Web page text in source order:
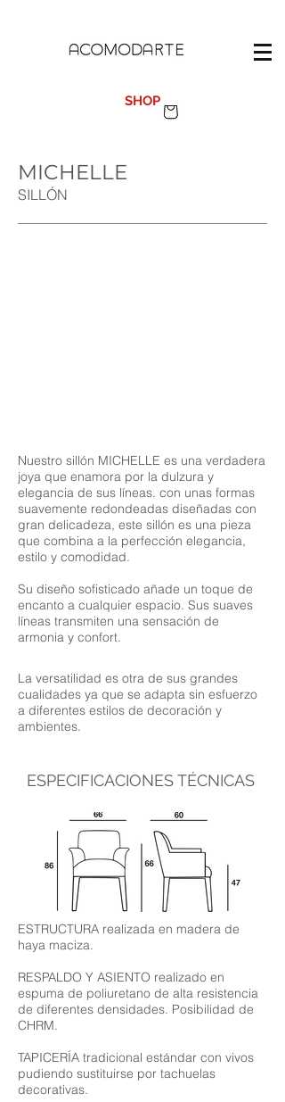
SHOP
MICHELLE
SILLÓN
Nuestro sillón MICHELLE es una verdadera
joya que enamora por la dulzura y
elegancia de sus líneas. con unas formas
suavemente redondeadas diseñadas con
gran delicadeza, este sillón es una pieza
que combina a la perfección elegancia,
estilo y comodidad.
Su diseño sofisticado añade un toque de
encanto a cualquier espacio. Sus suaves
líneas transmiten una sensación de
armonia y confort.
La versatilidad es otra de sus grandes
cualidades ya que se adapta sin esfuerzo
a diferentes estilos de decoración y
ambientes.
ESPECIFICACIONES TÉCNICAS
ESTRUCTURA realizada en madera de
haya maciza.
RESPALDO Y ASIENTO realizado en
espuma de poliuretano de alta resistencia
de diferentes densidades. Posibilidad de
CHRM.
TAPICERÍA tradicional estándar con vivos
pudiendo sustituirse por tachuelas
decorativas.